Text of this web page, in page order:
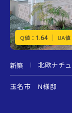
Q値： 1.64 UA値
新築 北欧ナチ
玉名市 N様邸